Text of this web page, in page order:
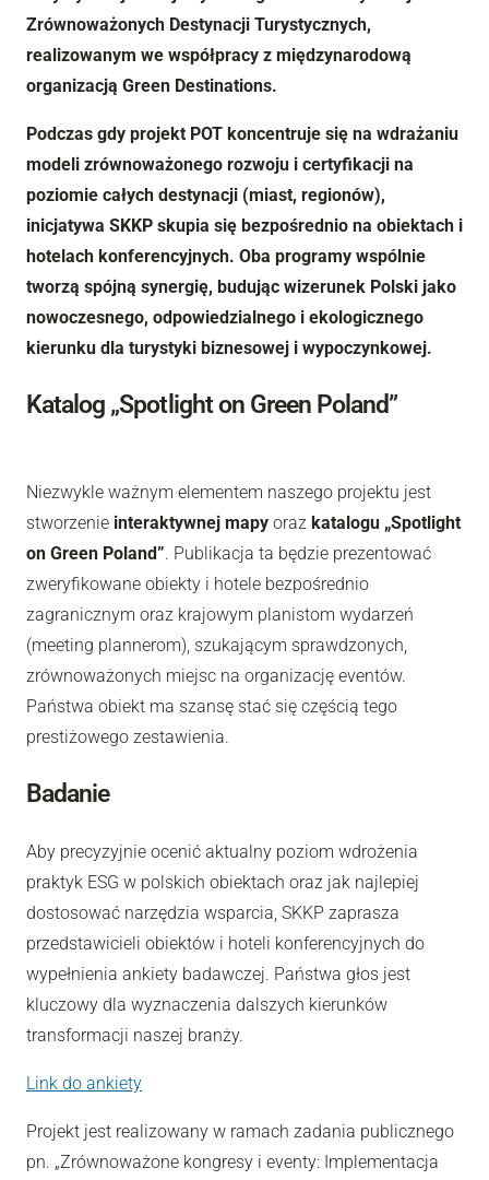
Zrównoważonych Destynacji Turystycznych,
realizowanym we współpracy z międzynarodową
organizacją Green Destinations.
Podczas gdy projekt POT koncentruje się na wdrażaniu
modeli zrównoważonego rozwoju i certyfikacji na
poziomie całych destynacji (miast, regionów),
inicjatywa SKKP skupia się bezpośrednio na obiektach i
hotelach konferencyjnych. Oba programy wspólnie
tworzą spójną synergię, budując wizerunek Polski jako
nowoczesnego, odpowiedzialnego i ekologicznego
kierunku dla turystyki biznesowej i wypoczynkowej.
Katalog „Spotlight on Green Poland”
Niezwykle ważnym elementem naszego projektu jest
stworzenie interaktywnej mapy oraz katalogu „Spotlight
on Green Poland”. Publikacja ta będzie prezentować
zweryfikowane obiekty i hotele bezpośrednio
zagranicznym oraz krajowym planistom wydarzeń
(meeting plannerom), szukającym sprawdzonych,
zrównoważonych miejsc na organizację eventów.
Państwa obiekt ma szansę stać się częścią tego
prestiżowego zestawienia.
Badanie
Aby precyzyjnie ocenić aktualny poziom wdrożenia
praktyk ESG w polskich obiektach oraz jak najlepiej
dostosować narzędzia wsparcia, SKKP zaprasza
przedstawicieli obiektów i hoteli konferencyjnych do
wypełnienia ankiety badawczej. Państwa głos jest
kluczowy dla wyznaczenia dalszych kierunków
transformacji naszej branży.
Link do ankiety
Projekt jest realizowany w ramach zadania publicznego
pn. „Zrównoważone kongresy i eventy: Implementacja